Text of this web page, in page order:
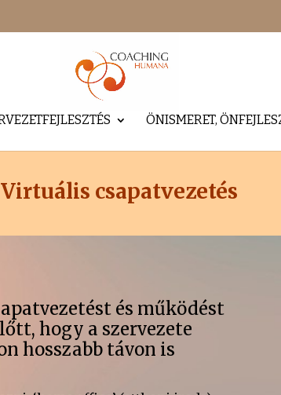
ÖNISMERET,
Virtuális csapatvezetés
és működést
hogy a szervezete
hosszabb távon is